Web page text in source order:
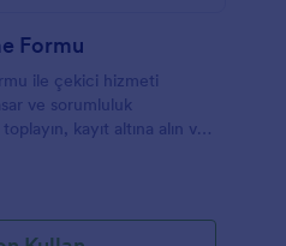
Formu
ile çekici hizmeti
ve sorumluluk
kayıt altına alın ve